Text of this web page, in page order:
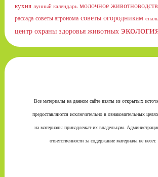
кухня лунный календарь молочное
рассада советы агронома советы огородникам
центр охраны здоровья животных
Все материалы на данном сайте взяты из открытых
предоставляются исключительно в ознакомительных
на материалы принадлежат их владельцам.
ответственности за содержание материала не несет.